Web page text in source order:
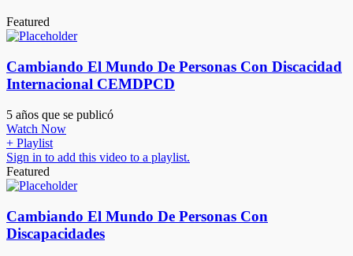
Featured
Cambiando El Mundo De Personas Con Discacidad
Internacional CEMDPCD
5 años que se publicó
Watch Now
+ Playlist
Sign in to add this video to a playlist.
Featured
Cambiando El Mundo De Personas Con
Discapacidades